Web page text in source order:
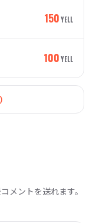
150YELL
100YELL
メントを送れます。